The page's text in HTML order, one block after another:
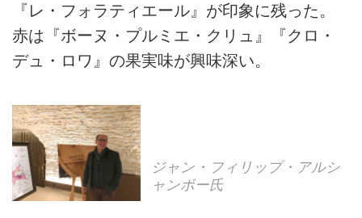
『レ・フォラティエール』が印象に残った。
赤は『ボーヌ・プルミエ・クリュ』『クロ・
デュ・ロワ』の果実味が興味深い。
ジャン・フィリップ・アルシ
ャンボー氏